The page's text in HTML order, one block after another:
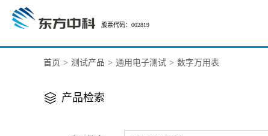
股票代码：002819
首页 > 测试产品 > 通用电子测试 > 数字万用表
产品检索